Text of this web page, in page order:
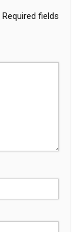
Required fields